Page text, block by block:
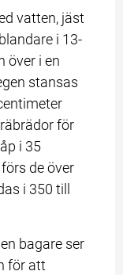
vatten, jäst
i 13-
över i en
stansas
för
i 35
de över
i 350 till
bagare ser
för att